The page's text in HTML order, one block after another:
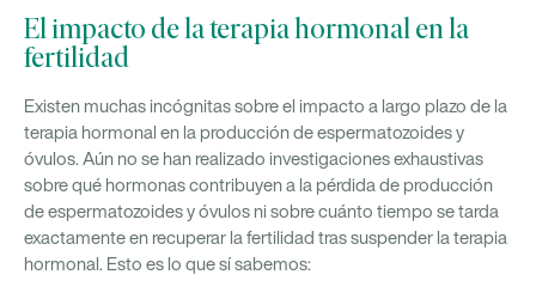
El impacto de la terapia hormonal en la
fertilidad
Existen muchas incógnitas sobre el impacto a largo plazo de la
terapia hormonal en la producción de espermatozoides y
óvulos. Aún no se han realizado investigaciones exhaustivas
sobre qué hormonas contribuyen a la pérdida de producción
de espermatozoides y óvulos ni sobre cuánto tiempo se tarda
exactamente en recuperar la fertilidad tras suspender la terapia
hormonal. Esto es lo que sí sabemos: